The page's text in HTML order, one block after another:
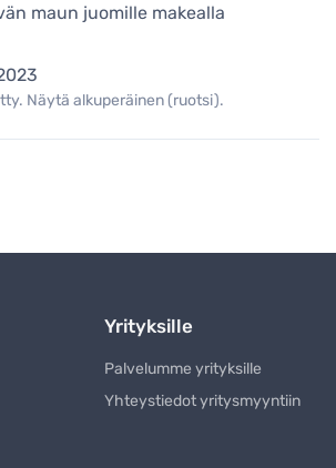
maun juomille makealla
Näytä alkuperäinen (ruotsi).
Yrityksille
Palvelumme yrityksille
Yhteystiedot yritysmyyntiin